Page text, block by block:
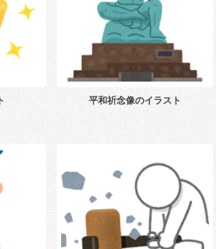
平和祈念像のイラスト